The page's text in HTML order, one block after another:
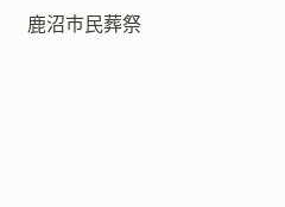
鹿沼市民葬祭